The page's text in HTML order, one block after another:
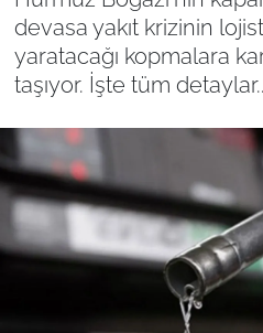
devasa yakıt krizinin
yaratacağı kopmalara
taşıyor. İşte tüm